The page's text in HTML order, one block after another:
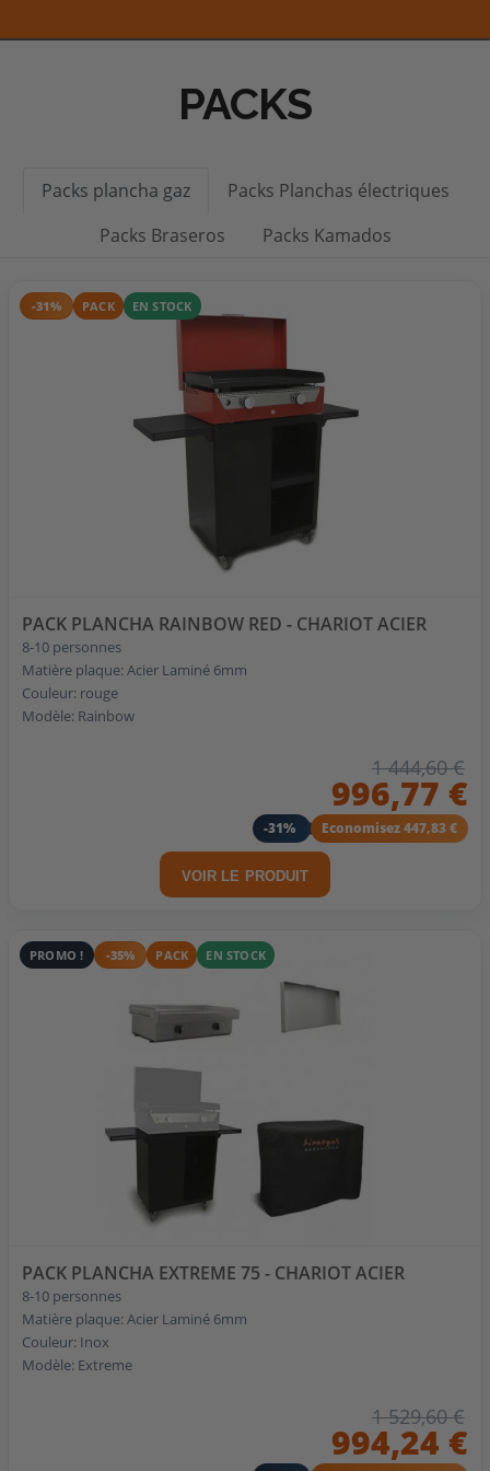
PACKS
Packs plancha gaz
Packs Planchas électriques
Packs Braseros
Packs Kamados
-31% PACK EN STOCK
PACK PLANCHA RAINBOW RED - CHARIOT ACIER
8-10 personnes
Matière plaque: Acier Laminé 6mm
Couleur: rouge
Modèle: Rainbow
1 444,60 €
996,77 €
-31% Economisez 447,83 €
VOIR LE PRODUIT
PROMO ! -35% PACK EN STOCK
PACK PLANCHA EXTREME 75 - CHARIOT ACIER
8-10 personnes
Matière plaque: Acier Laminé 6mm
Couleur: Inox
Modèle: Extreme
1 529,60 €
994,24 €